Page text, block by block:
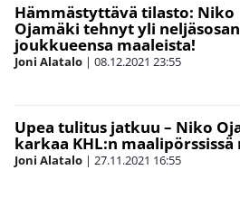
Hämmästyttävä tilasto: Niko
Ojamäki tehnyt yli neljäsosan
joukkueensa maaleista!
Joni Alatalo | 08.12.2021 23:55
Upea tulitus jatkuu – Niko
karkaa KHL:n
Joni Alatalo | 27.11.2021 16:55